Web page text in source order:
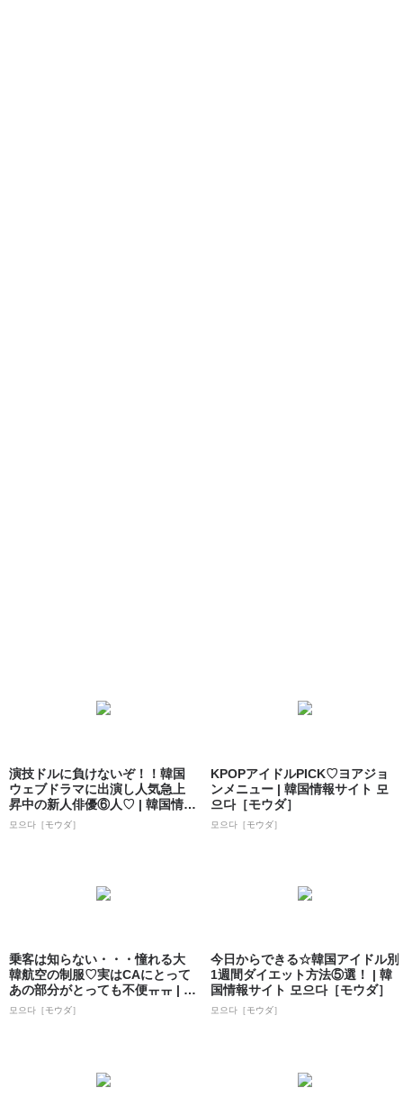
演技ドルに負けないぞ！！韓国
ウェブドラマに出演し人気急上
昇中の新人俳優⑥人♡ | 韓国情報
サイト ...
모으다［モウダ］
KPOPアイドルPICK♡ヨアジョ
ンメニュー | 韓国情報サイト 모
으다［モウダ］
모으다［モウダ］
乗客は知らない・・・憧れる大
韓航空の制服♡実はCAにとって
あの部分がとっても不便ㅠㅠ | 韓
国情報...
모으다［モウダ］
今日からできる☆韓国アイドル別
1週間ダイエット方法⑤選！ | 韓
国情報サイト 모으다［モウダ］
모으다［モウダ］